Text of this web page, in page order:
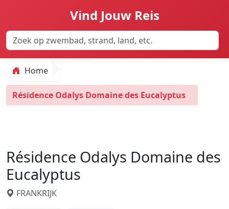
Vind Jouw Reis
Home
Résidence Odalys Domaine des Eucalyptus
Résidence Odalys Domaine des
Eucalyptus
FRANKRIJK